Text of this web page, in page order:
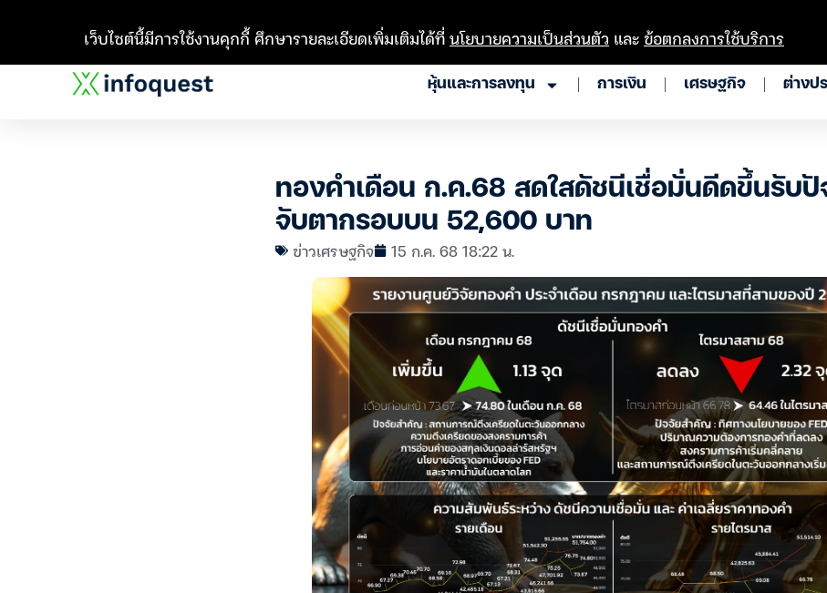
หุ้นและการลงทุน การเงิน เศรษฐกิจ ต่างป
ทองคำเดือน ก.ค.68 สดใสดัชนีเชื่อมั่นดีดขึ้นรับปั
จับตากรอบบน 52,600 บาท
ข่าวเศรษฐกิจ 15 ก.ค. 68 18:22 น.
เว็บไซต์นี้มีการใช้งานคุกกี้ ศึกษารายละเอียดเพิ่มเติมได้ที่นโยบายความเป็นส่วนตัว และข้อตกลงการใช้บริการ